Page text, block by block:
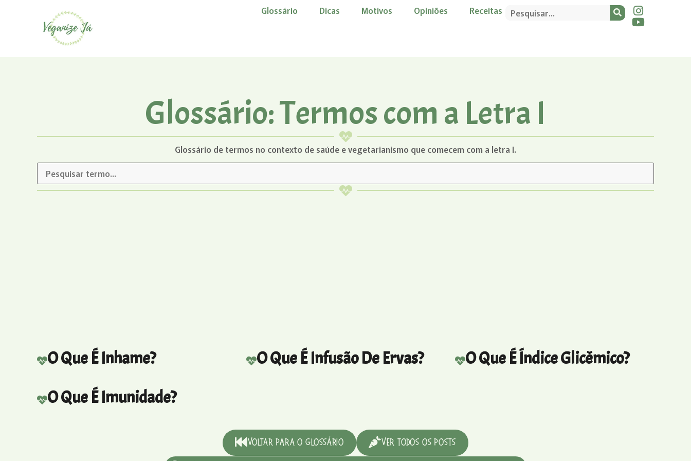
Glossário Dicas Motivos Opiniões Receitas
Glossário: Termos com a Letra I
Glossário de termos no contexto de saúde e vegetarianismo que comecem com a letra I.
O Que É Inhame? O Que É Infusão De Ervas?
O Que É Índice Glicêmico?
O Que É Imunidade?
Voltar para o Glossário
Ver Todos os Posts